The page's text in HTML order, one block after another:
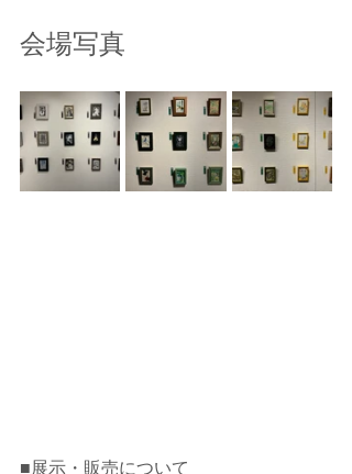
会場写真
■展示・販売について